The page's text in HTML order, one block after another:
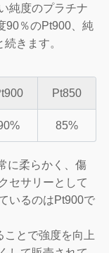
純度のプラチナ
90％のPt900、純
きます。
Pt850
85%
に柔らかく、傷
セサリーとして
いるのはPt900で
ことで強度を向上